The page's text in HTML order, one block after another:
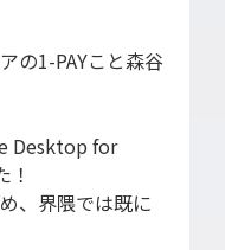
の1-PAYこと森谷
Desktop for
、界隈では既に